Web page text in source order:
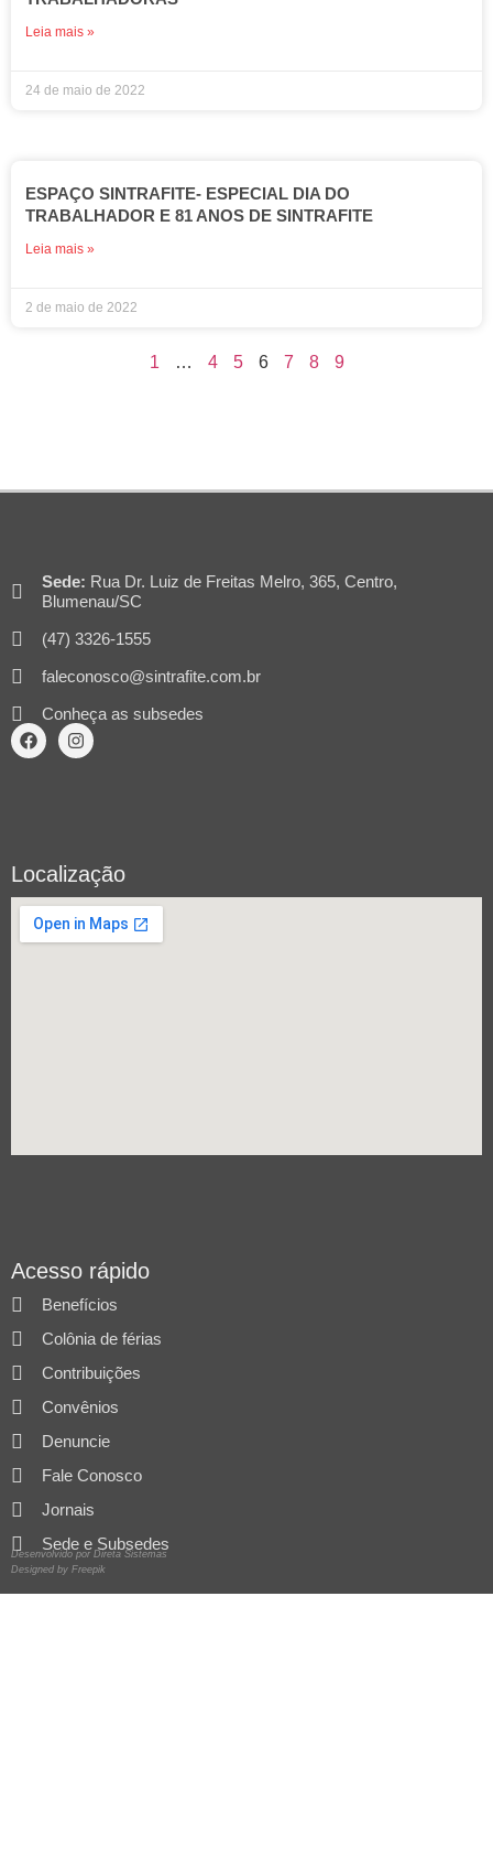
Leia mais »
24 de maio de 2022
ESPAÇO SINTRAFITE- ESPECIAL DIA DO
TRABALHADOR E 81 ANOS DE SINTRAFITE
Leia mais »
2 de maio de 2022
1 … 4 5 6 7 8 9
Sede: Rua Dr. Luiz de Freitas Melro, 365, Centro,
Blumenau/SC
(47) 3326-1555
faleconosco@sintrafite.com.br
Conheça as subsedes
Localização
Acesso rápido
Benefícios
Colônia de férias
Contribuições
Convênios
Denuncie
Fale Conosco
Jornais
Sede e Subsedes
Desenvolvido por Direta Sistemas
Designed by Freepik